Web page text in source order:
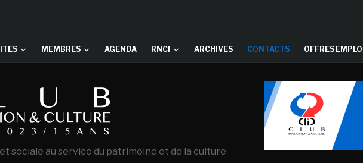
MEMBRES AGENDA RNCI ARCHIVES CONTACTS OFFRES
sociale au service du patrimoine et de la culture